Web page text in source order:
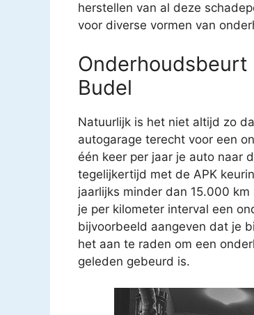
herstellen van al deze
voor diverse vormen van
Budel
Natuurlijk is het niet altijd zo
autogarage terecht voor een
één keer per jaar je auto naar
tegelijkertijd met de APK
jaarlijks minder dan 15.000
je per kilometer interval een
bijvoorbeeld aangeven dat je
het aan te raden om een
geleden gebeurd is.